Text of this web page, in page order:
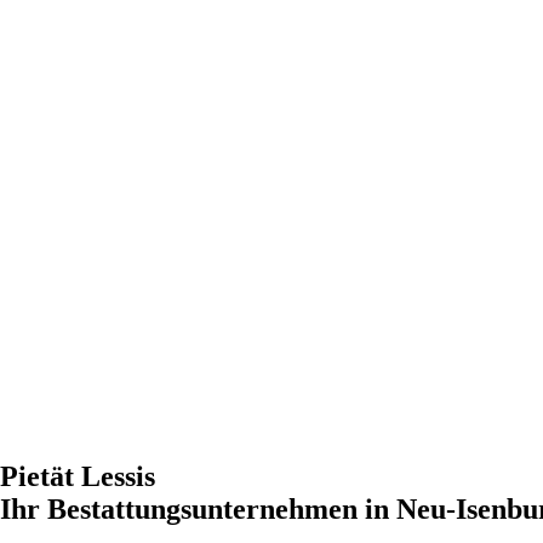
Pietät Lessis
Ihr Bestattungsunternehmen in Neu-